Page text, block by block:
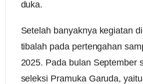
duka.
Setelah banyaknya kegiatan
tibalah pada pertengahan
2025. Pada bulan September
seleksi Pramuka Garuda,